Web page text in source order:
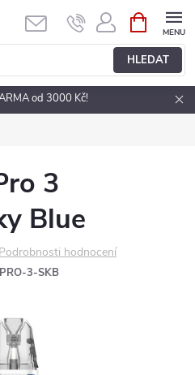
HLEDAT
NÁKUPNÍ
KOŠÍK
od 3000 Kč!
3
Blue
Podrobnosti hodnocení
3-SKB